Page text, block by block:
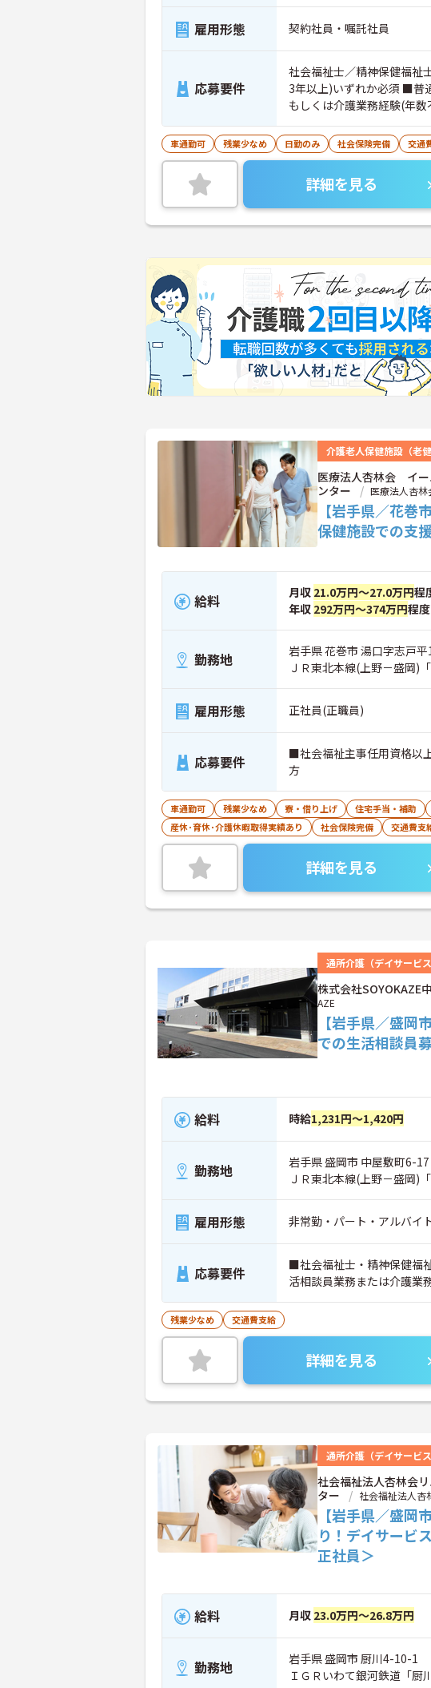
雇用形態 契約社員・嘱託社員
応募要件
社会福祉士／精神保健福祉
3年以上)いずれか必須 ■普
もしくは介護業務経験(年数
車通勤可 残業少なめ 日勤のみ 社会保険完備 交通
詳細を見る
介護老人保健施設（老健
医療法人杏林会 イー
ンター
医療法人杏
【岩手県／花巻
保健施設での支
給料 月収 21.0万円～27.0万円程
年収 292万円～374万円程
勤務地
岩手県 花巻市 湯口字志戸
ＪＲ東北本線(上野－盛岡)
雇用形態 正社員(正職員)
応募要件
■社会福祉主事任用資格以
方
車通勤可 残業少なめ 寮・借り上げ 住宅手当・補助
産休･育休･介護休暇取得実績あり
社会保険完備 交通費支
詳細を見る
通所介護（デイサービス
株式会社SOYOKAZE
AZE
【岩手県／盛
での生活相談員
給料 時給1,231円～1,420円
勤務地
岩手県 盛岡市 中屋敷町6-17
ＪＲ東北本線(上野－盛岡)
雇用形態 非常勤・パート・アルバイ
応募要件
■社会福祉士・精神保健福
活相談員業務または介護業
残業少なめ 交通費支給
詳細を見る
通所介護（デイサービス
社会福祉法人杏林会
ター
社会福祉法人杏
【岩手県／盛
り！デイサービ
正社員＞
給料 月収 23.0万円～26.8万円
勤務地
岩手県 盛岡市 厨川4-10-1
ＩＧＲいわて銀河鉄道「厨